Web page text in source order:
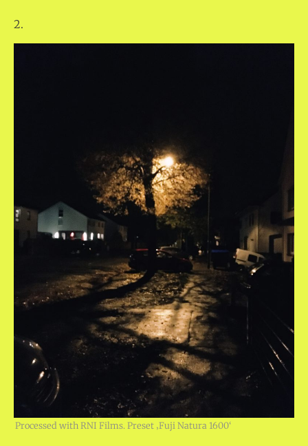
2.
Processed with RNI Films. Preset ‚Fuji Natura 1600‘